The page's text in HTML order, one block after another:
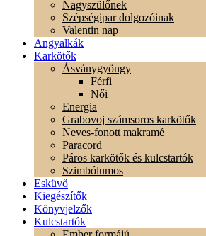
Nagyszülőnek
Szépségipar dolgozóinak
Valentin nap
Angyalkák
Karkötők
Ásványgyöngy
Férfi
Női
Energia
Grabovoj számsoros karkötők
Neves-fonott makramé
Paracord
Páros karkötők és kulcstartók
Szimbólumos
Esküvő
Kiegészítők
Könyvjelzők
Kulcstartók